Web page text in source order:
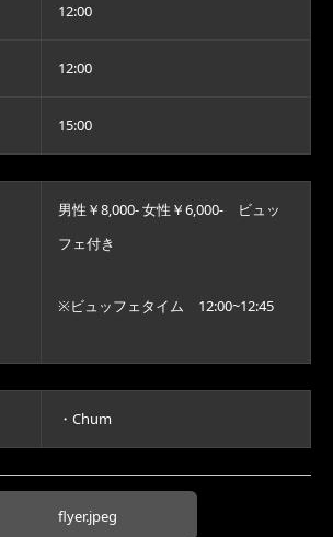
12:00
12:00
15:00
男性￥8,000- 女性￥6,000- ビュッ
フェ付き
※ビュッフェタイム 12:00~12:45
・Chum
flyer.jpeg